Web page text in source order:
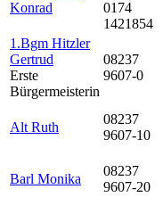
Konrad
0174
1421854
1.Bgm Hitzler
Gertrud
Erste
Bürgermeisterin
08237
9607-0
Alt Ruth
08237
9607-10
Barl Monika
08237
9607-20